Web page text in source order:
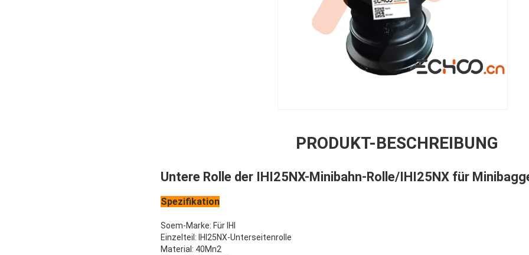
PRODUKT-BESCHREIBUNG
Untere Rolle der IHI25NX-Minibahn-Rolle/IHI25NX für
Spezifikation
Soem-Marke: Für IHI
Einzelteil: IHI25NX-Unterseitenrolle
Material: 40Mn2